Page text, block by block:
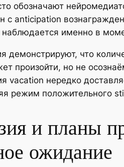
обозначают
с anticipation
наблюдается именно в
демонстрируют, что
произойти, но не
vacation нередко
режим положительного
и планы
ожидание